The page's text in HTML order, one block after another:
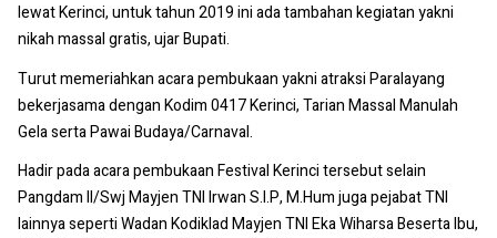
lewat Kerinci, untuk tahun 2019 ini ada tambahan kegiatan yakni
nikah massal gratis, ujar Bupati.
Turut memeriahkan acara pembukaan yakni atraksi Paralayang
bekerjasama dengan Kodim 0417 Kerinci, Tarian Massal Manulah
Gela serta Pawai Budaya/Carnaval.
Hadir pada acara pembukaan Festival Kerinci tersebut selain
Pangdam II/Swj Mayjen TNI Irwan S.I.P, M.Hum juga pejabat TNI
lainnya seperti Wadan Kodiklad Mayjen TNI Eka Wiharsa Beserta Ibu,